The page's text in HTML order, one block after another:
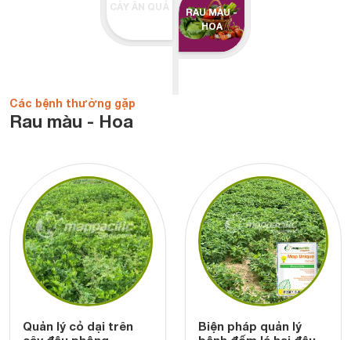
CÂY ĂN QUẢ
RAU MÀU -
HOA
Các bệnh thường gặp
Rau màu - Hoa
Quản lý cỏ dại trên
Biện pháp quản lý